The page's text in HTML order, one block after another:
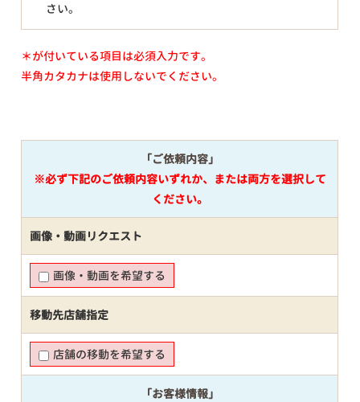
さい。
＊が付いている項目は必須入力です。
半角カタカナは使用しないでください。
「ご依頼内容」
※必ず下記のご依頼内容いずれか、または両方を選択して
ください。
画像・動画リクエスト
画像・動画を希望する
移動先店舗指定
店舗の移動を希望する
「お客様情報」